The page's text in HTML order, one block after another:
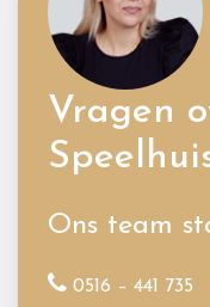
Vragen
Ons team
0516 – 441 735